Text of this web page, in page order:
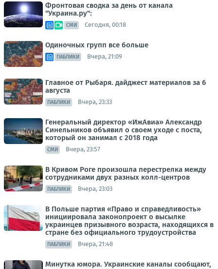
Фронтовая сводка за день от канала
"Украина.ру":
СМИ Сегодня, 00:18
Одиночных групп все больше
ПАБЛИКИ Вчера, 21:09
Главное от Рыбаря. дайджест материалов за 6
августа
ПАБЛИКИ Вчера, 23:33
Генеральный директор «ИжАвиа» Александр
Синельников объявил о своем уходе с поста,
который он занимал с 2018 года
СМИ Вчера, 23:57
В Кривом Роге произошла перестрелка между
сотрудниками двух разных колл-центров
ПАБЛИКИ Вчера, 23:03
В Польше партия «Право и справедливость»
инициировала законопроект о высылке
украинцев призывного возраста, находящихся в
стране без официального трудоустройства
ПАБЛИКИ Вчера, 21:48
Минутка юмора. Украинские каналы сообщают,